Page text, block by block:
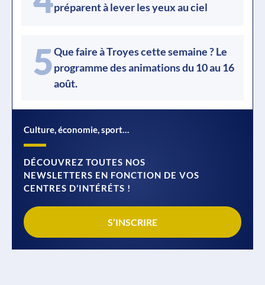
préparent à lever les yeux au ciel
5Que faire à Troyes cette semaine ? Le
programme des animations du 10 au 16
août.
Culture, économie, sport…
DÉCOUVREZ TOUTES NOS
NEWSLETTERS EN FONCTION DE VOS
CENTRES D’INTÉRÉTS !
S’INSCRIRE